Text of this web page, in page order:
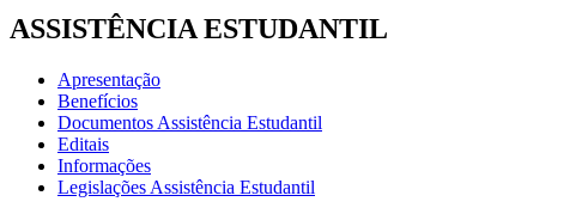
ASSISTÊNCIA ESTUDANTIL
Apresentação
Benefícios
Documentos Assistência Estudantil
Editais
Informações
Legislações Assistência Estudantil